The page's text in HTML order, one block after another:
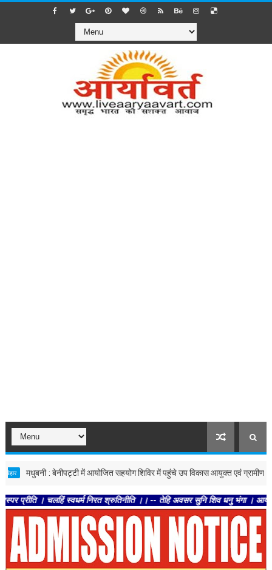
: बेनीपट्टी में आयोजित सहयोग शिविर में पहुंचे उप विकास आयुक्त एवं ग्रामीण पुलिस
स्वधर्म निरत श्रुतिनीति ।। -- तेहि अवसर सुनि शिव धनु भंगा । आयउ